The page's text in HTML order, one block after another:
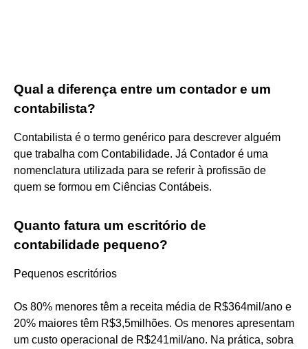
Qual a diferença entre um contador e um
contabilista?
Contabilista é o termo genérico para descrever alguém
que trabalha com Contabilidade. Já Contador é uma
nomenclatura utilizada para se referir à profissão de
quem se formou em Ciências Contábeis.
Quanto fatura um escritório de
contabilidade pequeno?
Pequenos escritórios
Os 80% menores têm a receita média de R$364mil/ano e
20% maiores têm R$3,5milhões. Os menores apresentam
um custo operacional de R$241mil/ano. Na prática, sobra